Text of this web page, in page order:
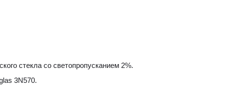
стекла со светопропусканием 2%.
3N570.